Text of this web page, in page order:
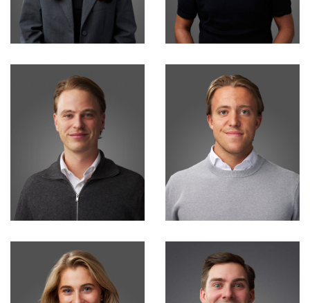
Kyara van Zurk
Marketing
Max Houtgraaf
Financial consultant